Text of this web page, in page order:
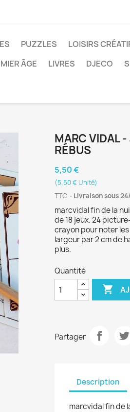
PUZZLES LOISIRS
ÂGE LIVRES DJECO
MARC VIDAL
RÉBUS
5,50 €
(5,50 € Unité)
TTC
Livraison sous
marcvidal fin de la
de 18 jeux. 24
crayon pour noter
largeur par 2 cm de
plus.
Quantité

Partager
Description
marcvidal fin de